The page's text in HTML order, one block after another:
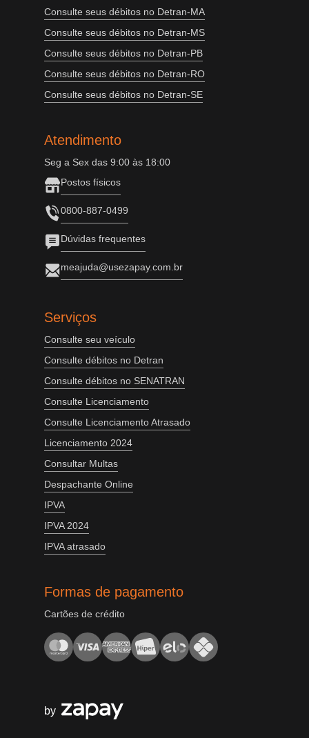
Consulte seus débitos no Detran-MA
Consulte seus débitos no Detran-MS
Consulte seus débitos no Detran-PB
Consulte seus débitos no Detran-RO
Consulte seus débitos no Detran-SE
Atendimento
Seg a Sex das 9:00 às 18:00
Postos físicos
0800-887-0499
Dúvidas frequentes
meajuda@usezapay.com.br
Serviços
Consulte seu veículo
Consulte débitos no Detran
Consulte débitos no SENATRAN
Consulte Licenciamento
Consulte Licenciamento Atrasado
Licenciamento 2024
Consultar Multas
Despachante Online
IPVA
IPVA 2024
IPVA atrasado
Formas de pagamento
Cartões de crédito
by